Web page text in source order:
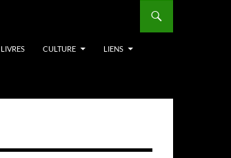
LIVRES CULTURE LIENS